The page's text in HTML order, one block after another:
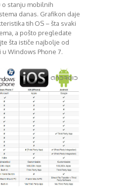
Maj 2015
Juni 2015
Juli 2015
Oktobar 2015
Novembar 2015
Decembar 2015
Januar 2016
Februar 2016
Mart 2016
April 2016
Maj 2016
Juni 2016
Juli 2016
August 2016
o stanju mobilnih
danas. Grafikon daje
tih OS – šta svaki
a pošto pregledate
šta ističe najbolje od
Windows Phone 7.